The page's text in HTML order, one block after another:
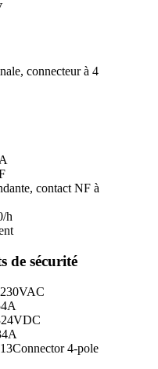
connecteur à 4
A
contact NF à
/h
de sécurité
230VAC
4A
24VDC
4A
Connector 4-pole